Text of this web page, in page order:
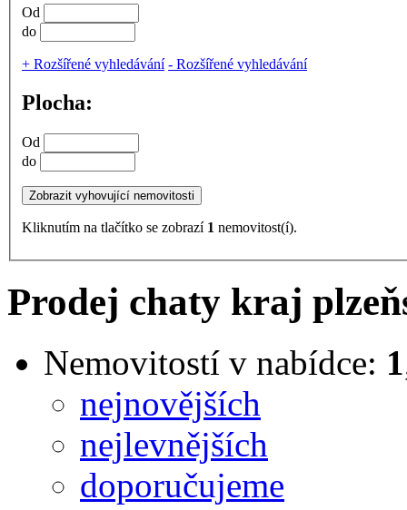
Od
do
+ Rozšířené vyhledávání - Rozšířené vyhledávání
Plocha:
Od
do
Kliknutím na tlačítko se zobrazí 1 nemovitost(í).
Prodej chaty kraj
Nemovitostí v nabídce: 1
nejnovějších
nejlevnějších
doporučujeme